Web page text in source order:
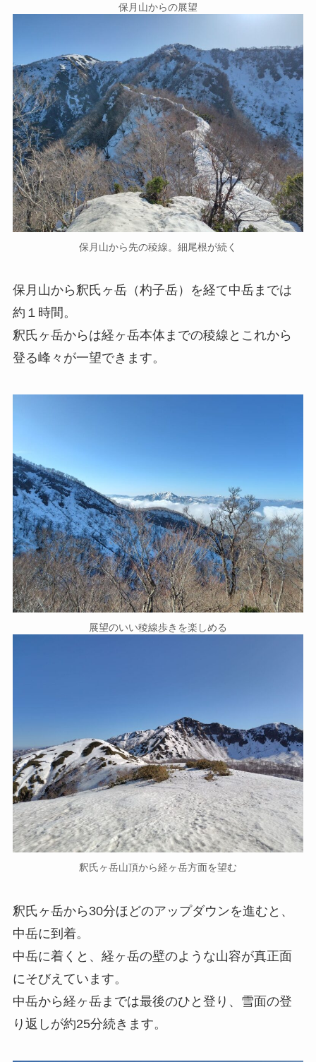
保月山からの展望
保月山から先の稜線。細尾根が続く
保月山から釈氏ヶ岳（杓子岳）を経て中岳までは
約１時間。
釈氏ヶ岳からは経ヶ岳本体までの稜線とこれから
登る峰々が一望できます。
展望のいい稜線歩きを楽しめる
釈氏ヶ岳山頂から経ヶ岳方面を望む
釈氏ヶ岳から30分ほどのアップダウンを進むと、
中岳に到着。
中岳に着くと、経ヶ岳の壁のような山容が真正面
にそびえています。
中岳から経ヶ岳までは最後のひと登り、雪面の登
り返しが約25分続きます。